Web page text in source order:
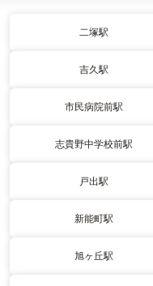
二塚駅
吉久駅
市民病院前駅
志貴野中学校前駅
戸出駅
新能町駅
旭ヶ丘駅